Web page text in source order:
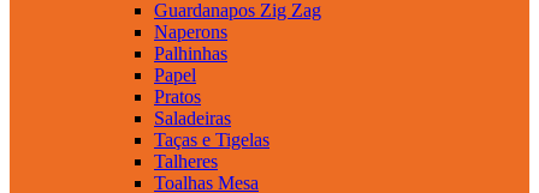
Guardanapos Zig Zag
Naperons
Palhinhas
Papel
Pratos
Saladeiras
Taças e Tigelas
Talheres
Toalhas Mesa